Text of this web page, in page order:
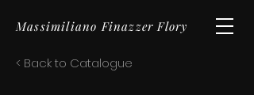
Massimiliano Finazzer Flory
< Back to Catalogue